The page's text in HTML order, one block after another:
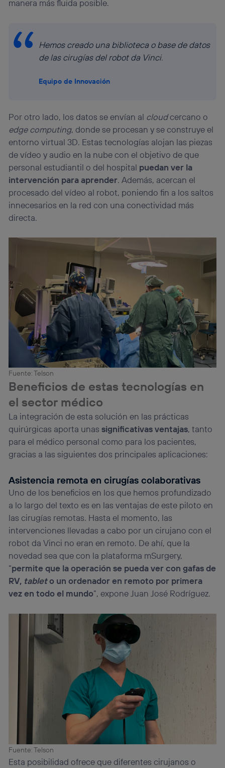
manera más fluida posible.
Hemos creado una biblioteca o base de datos
de las cirugías del robot da Vinci.
Equipo de Innovación
Por otro lado, los datos se envían al cloudcercano o
edge computing, donde se procesan y se construye el
entorno virtual 3D. Estas tecnologías alojan las piezas
de vídeo y audio en la nube con el objetivo de que
personal estudiantil o del hospital puedan ver la
intervención para aprender. Además, acercan el
procesado del vídeo al robot, poniendo fin a los saltos
innecesarios en la red con una conectividad más
directa.
Fuente: Telson
Beneficios de estas tecnologías en
el sector médico
La integración de esta solución en las prácticas
quirúrgicas aporta unassignificativas ventajas, tanto
para el médico personal como para los pacientes,
gracias a las siguientes dos principales aplicaciones:
Asistencia remota en cirugías colaborativas
Uno de los beneficios en los que hemos profundizado
a lo largo del texto es en las ventajas de este piloto en
las cirugías remotas. Hasta el momento, las
intervenciones llevadas a cabo por un cirujano con el
robot da Vinci no eran en remoto. De ahí, que la
novedad sea que con la plataforma mSurgery,
“permite que la operación se pueda ver con gafas de
RV, tableto un ordenador en remoto por primera
vez en todo el mundo”, expone Juan José Rodríguez.
Fuente: Telson
Esta posibilidad ofrece que diferentes cirujanos o